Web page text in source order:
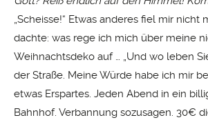
„Scheisse!“ Etwas anderes fiel mir nicht
dachte: was rege ich mich über meine
Weihnachtsdeko auf … „Und wo leben
der Straße. Meine Würde habe ich mir
etwas Erspartes. Jeden Abend in ein
Bahnhof. Verbannung sozusagen. 30€